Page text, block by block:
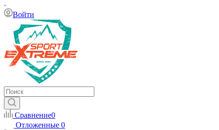
Войти
Сравнение0
Отложенные 0